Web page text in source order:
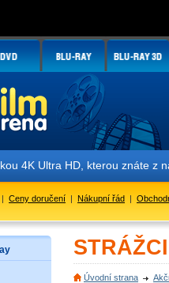
znáte z našich edic
| Ceny doručení | Nákupní řád |
Úvodní strana